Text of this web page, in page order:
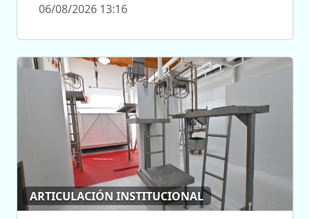
06/08/2026 13:16
ARTICULACIÓN INSTITUCIONAL